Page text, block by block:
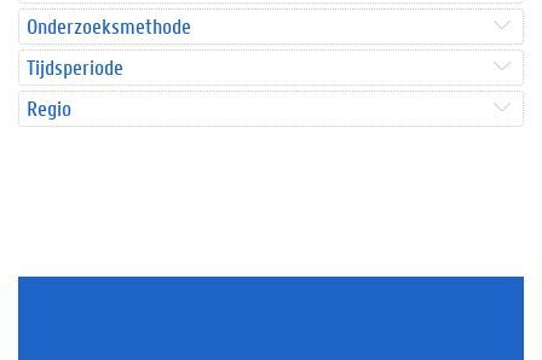
Onderzoeksmethode
Tijdsperiode
Regio